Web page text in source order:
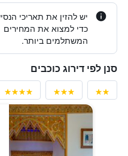
יש להזין את תאריכי
כדי למצוא את המחירים
המשתלמים ביותר.
סנן לפי דירוג כוכבים